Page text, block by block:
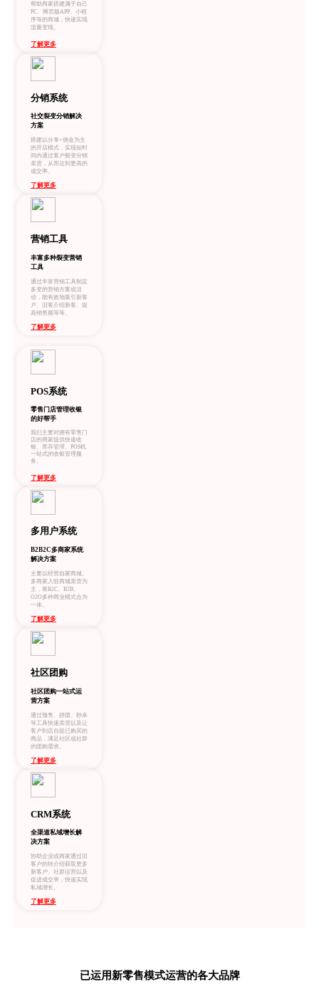
帮助商家搭建属于自己
PC、网页版APP、小程
序等的商城，快速实现
流量变现。
了解更多
分销系统
社交裂变分销解决
方案
搭建以分享+佣金为主
的开店模式，实现短时
间内通过客户裂变分销
卖货，从而达到更高的
成交率。
了解更多
营销工具
丰富多种裂变营销
工具
通过丰富营销工具制定
多变的营销方案或活
动，能有效地吸引新客
户、旧客介绍新客、提
高销售额等等。
了解更多
POS系统
零售门店管理收银
的好帮手
我们主要对拥有零售门
店的商家提供快速收
银、库存管理、POS机
一站式的收银管理服
务。
了解更多
多用户系统
B2B2C多商家系统
解决方案
主要以经营自家商城、
多商家入驻商城卖货为
主，将B2C、B2B、
O2O多种商业模式合为
一体。
了解更多
社区团购
社区团购一站式运
营方案
通过预售、拼团、秒杀
等工具快速卖货以及让
客户到店自提已购买的
商品，满足社区或社群
的团购需求。
了解更多
CRM系统
全渠道私域增长解
决方案
协助企业或商家通过旧
客户的转介绍获取更多
新客户、社群运营以及
促进成交率，快速实现
私域增长。
了解更多
已运用新零售模式运营的各大品牌